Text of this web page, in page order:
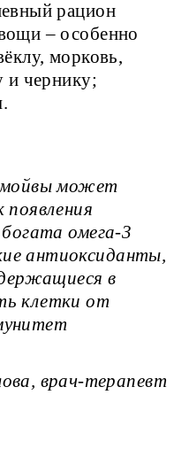
рацион
– особенно
морковь,
и чернику;
мойвы может
появления
омега-3
антиоксиданты,
в
клетки от
врач-терапевт